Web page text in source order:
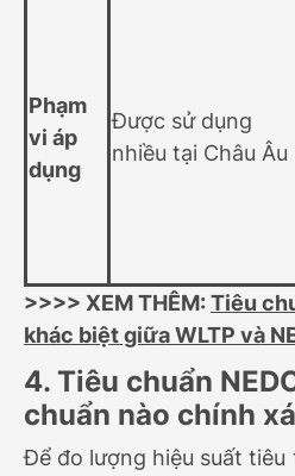
Phạm
vi áp
dụng
Được sử dụng
nhiều tại Châu Âu
>>>> XEM THÊM:Tiêu
khác biệt giữa WLTP và
4. Tiêu chuẩn
chuẩn nào chính
Để đo lượng hiệu suất tiêu